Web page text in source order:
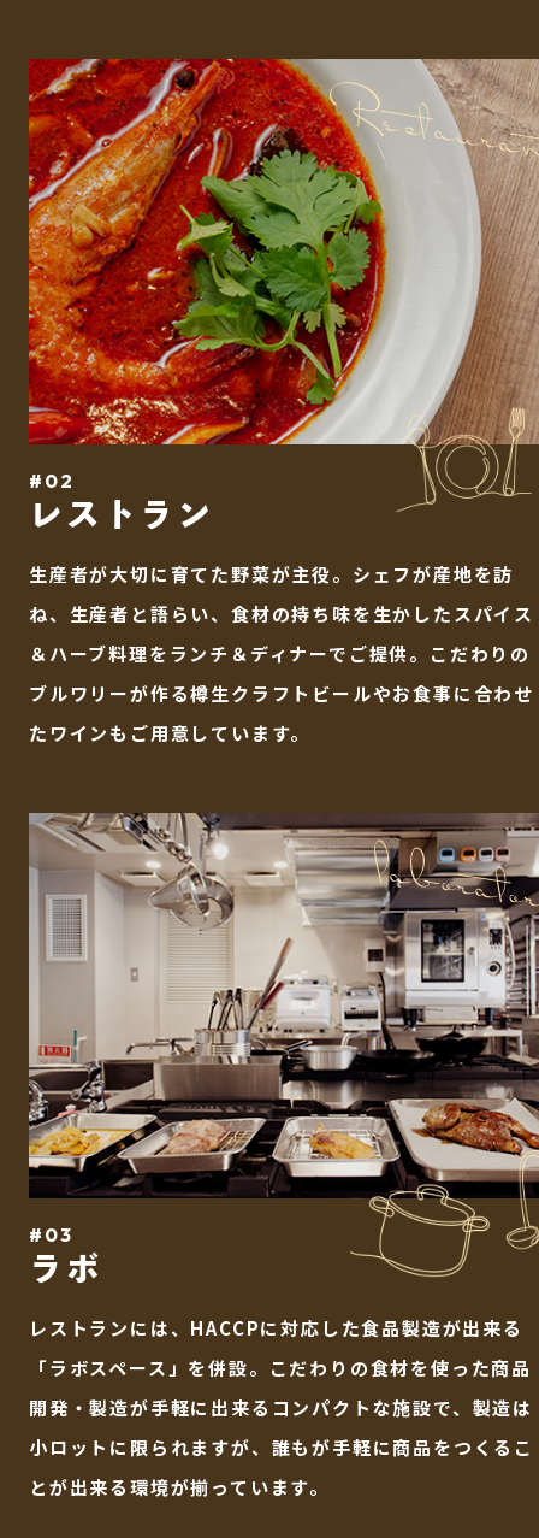
#02
レストラン
生産者が大切に育てた野菜が主役。シェフが産地を訪
ね、生産者と語らい、食材の持ち味を生かしたスパイス
＆ハーブ料理をランチ＆ディナーでご提供。こだわりの
ブルワリーが作る樽生クラフトビールやお食事に合わせ
たワインもご用意しています。
#03
ラボ
レストランには、HACCPに対応した食品製造が出来る
「ラボスペース」を併設。こだわりの食材を使った商品
開発・製造が手軽に出来るコンパクトな施設で、製造は
小ロットに限られますが、誰もが手軽に商品をつくるこ
とが出来る環境が揃っています。